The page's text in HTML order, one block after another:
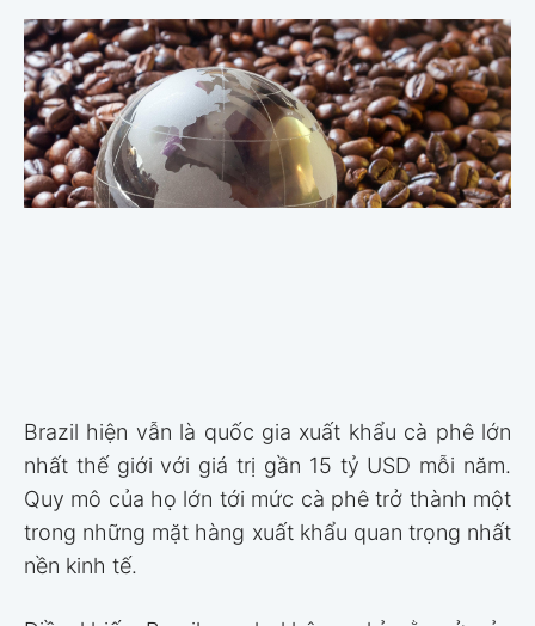
Brazil hiện vẫn là quốc gia xuất khẩu cà phê lớn
nhất thế giới với giá trị gần 15 tỷ USD mỗi năm.
Quy mô của họ lớn tới mức cà phê trở thành một
trong những mặt hàng xuất khẩu quan trọng nhất
nền kinh tế.